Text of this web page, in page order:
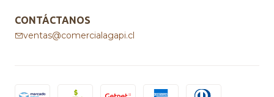
CONTÁCTANOS
ventas@comercialagapi.cl